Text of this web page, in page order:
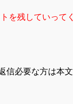
を残していって
信必要な方は本